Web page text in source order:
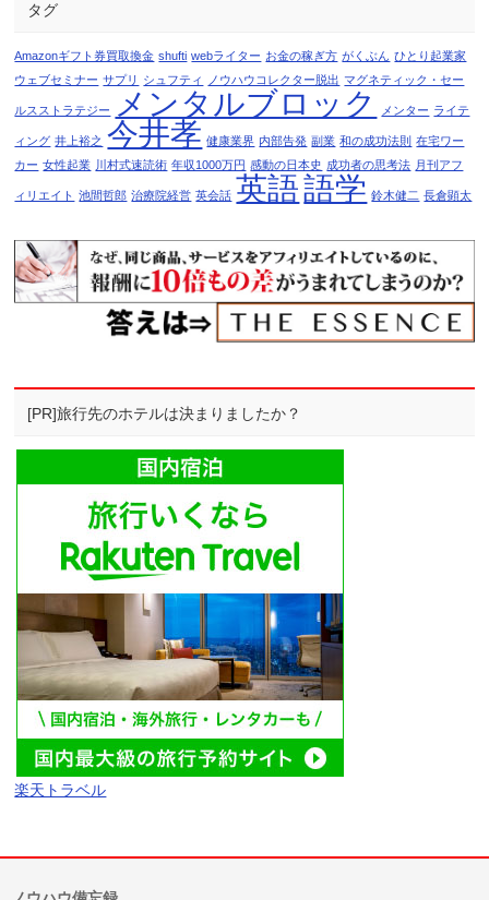
タグ
Amazonギフト券買取換金 shufti webライター お金の稼ぎ方 がくぶん ひとり起業家
ウェブセミナー サプリ シュフティ ノウハウコレクター脱出 マグネティック・セー
ルスストラテジー メンタルブロック メンター ライテ
ィング 井上裕之 今井孝 健康業界 内部告発 副業 和の成功法則 在宅ワー
カー 女性起業 川村式速読術 年収1000万円 感動の日本史 成功者の思考法 月刊アフ
ィリエイト 池間哲郎 治療院経営 英会話 英語語学 鈴木健二 長倉顕太
[PR]旅行先のホテルは決まりましたか？
楽天トラベル